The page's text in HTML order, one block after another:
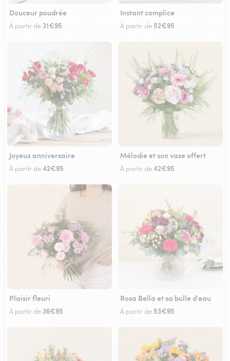
Douceur poudrée
À partir de 31€95
Instant complice
À partir de 52€95
Joyeux anniversaire
À partir de42€95
Mélodie et son vase offert
À partir de42€95
Plaisir fleuri
À partir de 36€95
Rosa Bella et sa bulle d'eau
À partir de 53€95